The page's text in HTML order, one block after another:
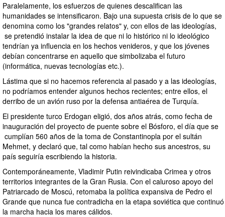
Paralelamente, los esfuerzos de quienes descalifican las
humanidades se intensificaron. Bajo una supuesta crisis de lo que se
denomina como los "grandes relatos‎" y, con ellos de las ideologías,
se pretendió instalar la idea de que ni lo histórico ni lo ideológico
tendrían ya influencia en los hechos venideros, y que los jóvenes
debían concentrarse en aquello que simbolizaba el futuro
(informática, nuevas tecnologías etc.).
Lástima que si no hacemos referencia al pasado y a las ideologías,
no podríamos entender algunos hechos recientes; entre ellos, el
derribo de un avión ruso por la defensa antiaérea de Turquía.
El presidente turco Erdogan eligió, dos años atrás, como fecha de
inauguración del proyecto de puente sobre el Bósforo, el día que se
cumplían 560 años de la toma de Constantinopla por el sultán
Mehmet, y declaró que, tal como habían hecho sus ancestros, su
país seguiría escribiendo la historia.
Contemporáneamente, Vladimir Putin reivindicaba Crimea y otros
territorios integrantes de la Gran Rusia. Con el caluroso apoyo del
Patriarcado de Moscú, retomaba la política expansiva de Pedro el
Grande que nunca fue contradicha en la etapa soviética‎ que continuó
la marcha hacia los mares cálidos.